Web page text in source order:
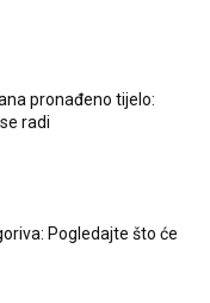
pronađeno tijelo:
radi
Pogledajte što će